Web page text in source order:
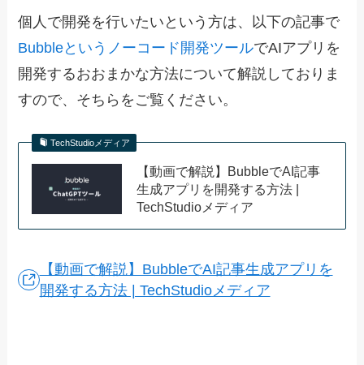
個人で開発を行いたいという方は、以下の記事で
Bubbleというノーコード開発ツールでAIアプリを
開発するおおまかな方法について解説しておりま
すので、そちらをご覧ください。
TechStudioメディア
【動画で解説】BubbleでAI記事
生成アプリを開発する方法 |
TechStudioメディア
【動画で解説】BubbleでAI記事生成アプリを
開発する方法 | TechStudioメディア